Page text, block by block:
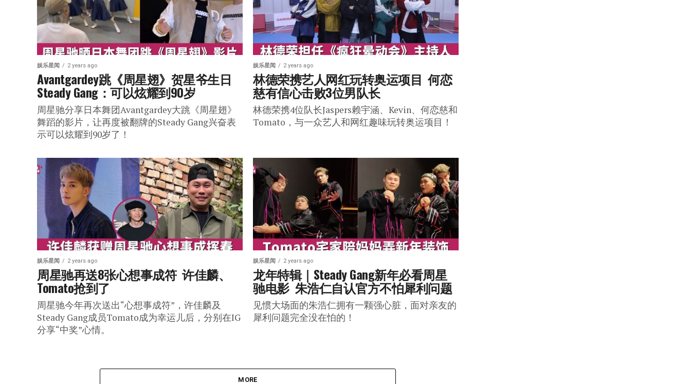
娱乐星闻 2 years ago
Avantgardey跳《周星翅》贺星爷生日
Steady Gang：可以炫耀到90岁
周星驰分享日本舞团Avantgardey大跳《周星翅》
舞蹈的影片，让再度被翻牌的Steady Gang兴奋表
示可以炫耀到90岁了！
娱乐星闻 2 years ago
林德荣携艺人网红玩转奥运项目  何恋
慈有信心击败3位男队长
林德荣携4位队长Jaspers赖宇涵、Kevin、何恋慈和
Tomato，与一众艺人和网红趣味玩转奥运项目！
娱乐星闻 2 years ago
周星驰再送8张心想事成符  许佳麟、
Tomato抢到了
周星驰今年再次送出“心想事成符”，许佳麟及
Steady Gang成员Tomato成为幸运儿后，分别在IG
分享“中奖”心情。
娱乐星闻 2 years ago
龙年特辑｜Steady Gang新年必看周星
驰电影  朱浩仁自认官方不怕犀利问题
见惯大场面的朱浩仁拥有一颗强心脏，面对亲友的
犀利问题完全没在怕的！
MORE